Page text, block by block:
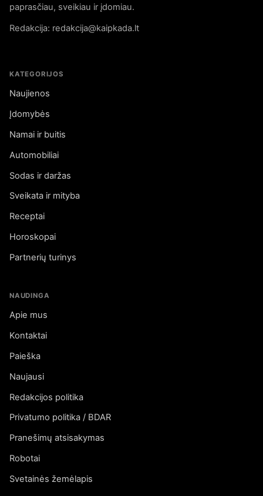
paprasčiau, sveikiau ir įdomiau.
Redakcija: redakcija@kaipkada.lt
KATEGORIJOS
Naujienos
Įdomybės
Namai ir buitis
Automobiliai
Sodas ir daržas
Sveikata ir mityba
Receptai
Horoskopai
Partnerių turinys
NAUDINGA
Apie mus
Kontaktai
Paieška
Naujausi
Redakcijos politika
Privatumo politika / BDAR
Pranešimų atsisakymas
Robotai
Svetainės žemėlapis